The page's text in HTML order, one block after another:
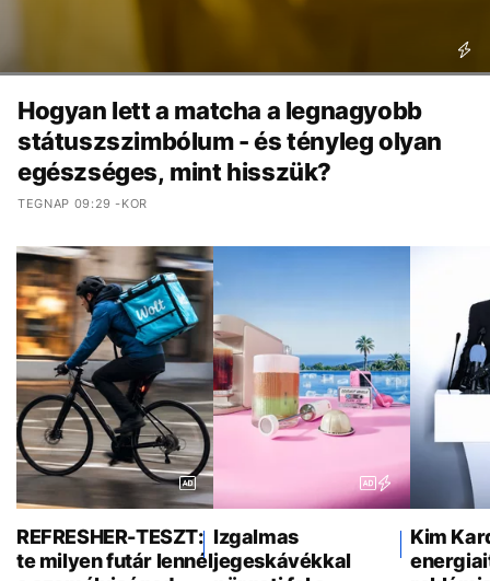
Hogyan lett a matcha a legnagyobb
státuszszimbólum - és tényleg olyan
egészséges, mint hisszük?
TEGNAP 09:29 -KOR
REFRESHER-TESZT:
te milyen futár lennél
Izgalmas
jegeskávékkal
Kim